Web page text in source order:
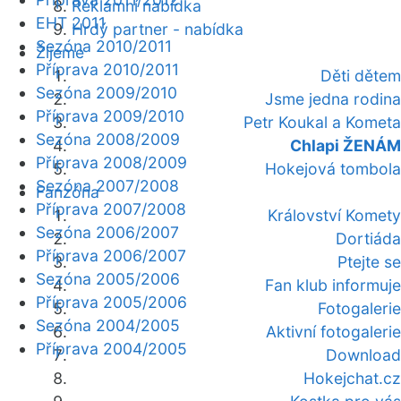
Reklamní nabídka
Hrdý partner - nabídka
Žijeme
Děti dětem
Jsme jedna rodina
Petr Koukal a Kometa
Chlapi ŽENÁM
Hokejová tombola
Fanzóna
Království Komety
Dortiáda
Ptejte se
Fan klub informuje
Fotogalerie
Aktivní fotogalerie
Download
Hokejchat.cz
EHT 2011
Sezóna 2010/2011
Příprava 2010/2011
Sezóna 2009/2010
Příprava 2009/2010
Sezóna 2008/2009
Příprava 2008/2009
Sezóna 2007/2008
Příprava 2007/2008
Sezóna 2006/2007
Příprava 2006/2007
Sezóna 2005/2006
Příprava 2005/2006
Sezóna 2004/2005
Příprava 2004/2005